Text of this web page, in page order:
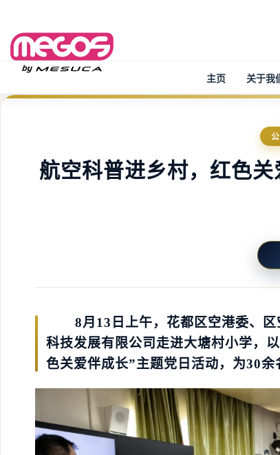
content
主页 关于我
航空科普进乡村，红色
8月13日上午，花都区空港委、区
科技发展有限公司走进大塘村小学，
色关爱伴成长”主题党日活动，为30余